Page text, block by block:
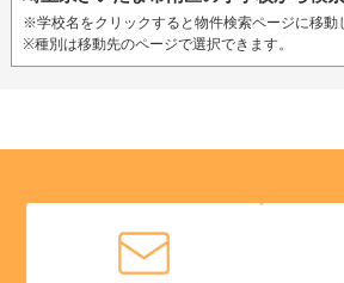
※学校名をクリックすると物件検索ページに移動
※種別は移動先のページで選択できます。